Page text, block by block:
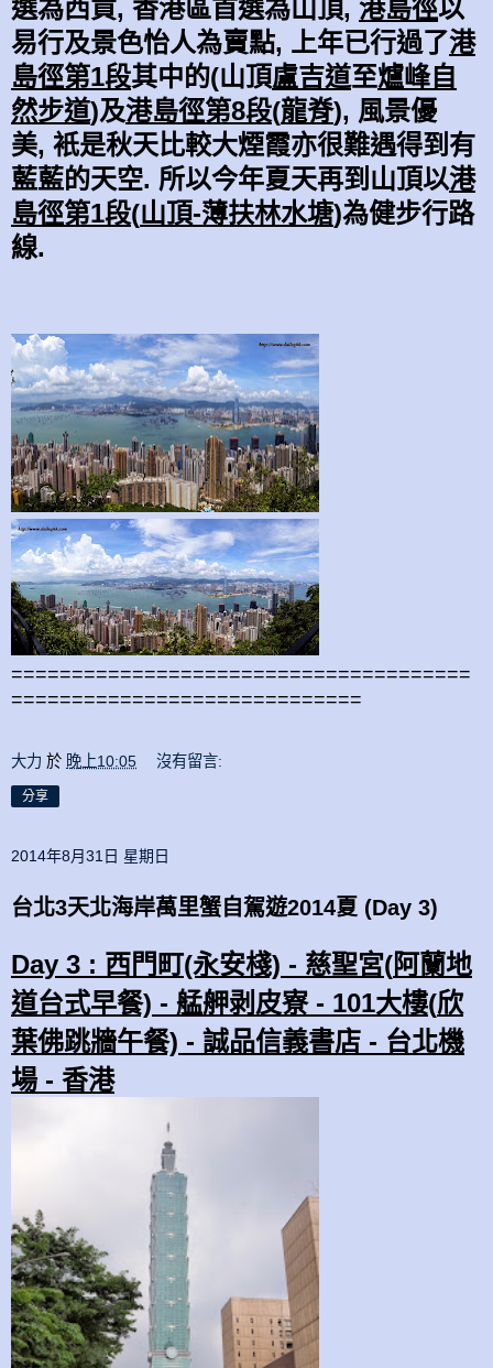
選為西貢, 香港區首選為山頂, 港島徑以
易行及景色怡人為賣點, 上年已行過了港
島徑第1段其中的(山頂盧吉道至爐峰自
然步道)及港島徑第8段(龍脊), 風景優
美, 衹是秋天比較大煙霞亦很難遇得到有
藍藍的天空. 所以今年夏天再到山頂以港
島徑第1段(山頂-薄扶林水塘)為健步行路
線.
======================================
=============================
大力 於 晚上10:05 沒有留言:
分享
2014年8月31日 星期日
台北3天北海岸萬里蟹自駕遊2014夏 (Day 3)
Day 3 : 西門町(永安棧) - 慈聖宮(阿蘭地
道台式早餐) - 艋舺剥皮寮 - 101大樓(欣
葉佛跳牆午餐) - 誠品信義書店 - 台北機
場 - 香港